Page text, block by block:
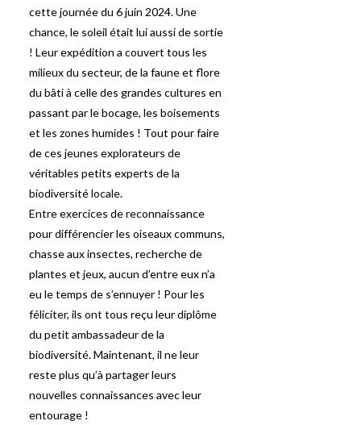
cette journée du 6 juin 2024. Une
chance, le soleil était lui aussi de sortie
! Leur expédition a couvert tous les
milieux du secteur, de la faune et flore
du bâti à celle des grandes cultures en
passant par le bocage, les boisements
et les zones humides ! Tout pour faire
de ces jeunes explorateurs de
véritables petits experts de la
biodiversité locale.
Entre exercices de reconnaissance
pour différencier les oiseaux communs,
chasse aux insectes, recherche de
plantes et jeux, aucun d’entre eux n’a
eu le temps de s’ennuyer ! Pour les
féliciter, ils ont tous reçu leur diplôme
du petit ambassadeur de la
biodiversité. Maintenant, il ne leur
reste plus qu’à partager leurs
nouvelles connaissances avec leur
entourage !